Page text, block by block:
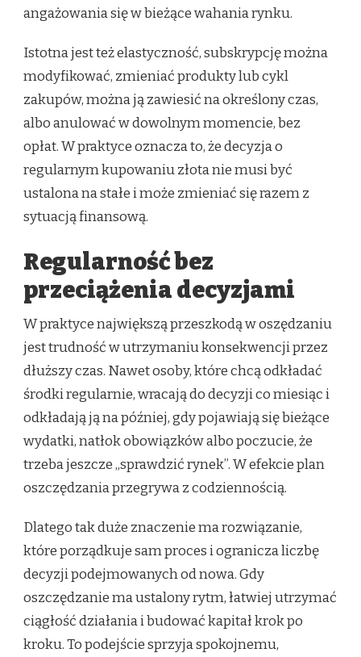
angażowania się w bieżące wahania rynku.
Istotna jest też elastyczność, subskrypcję można
modyfikować, zmieniać produkty lub cykl
zakupów, można ją zawiesić na określony czas,
albo anulować w dowolnym momencie, bez
opłat. W praktyce oznacza to, że decyzja o
regularnym kupowaniu złota nie musi być
ustalona na stałe i może zmieniać się razem z
sytuacją finansową.
Regularność bez
przeciążenia decyzjami
W praktyce największą przeszkodą w oszędzaniu
jest trudność w utrzymaniu konsekwencji przez
dłuższy czas. Nawet osoby, które chcą odkładać
środki regularnie, wracają do decyzji co miesiąc i
odkładają ją na później, gdy pojawiają się bieżące
wydatki, natłok obowiązków albo poczucie, że
trzeba jeszcze „sprawdzić rynek”. W efekcie plan
oszczędzania przegrywa z codziennością.
Dlatego tak duże znaczenie ma rozwiązanie,
które porządkuje sam proces i ogranicza liczbę
decyzji podejmowanych od nowa. Gdy
oszczędzanie ma ustalony rytm, łatwiej utrzymać
ciągłość działania i budować kapitał krok po
kroku. To podejście sprzyja spokojnemu,